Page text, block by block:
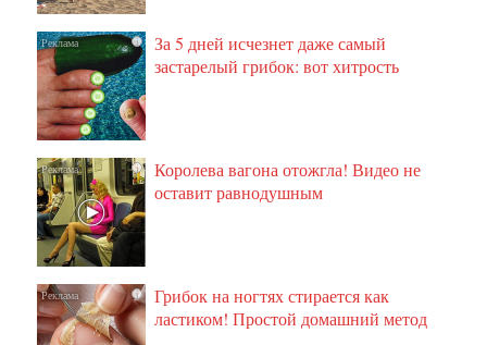
i
За 5 дней исчезнет даже самый
застарелый грибок: вот хитрость
i
Королева вагона отожгла! Видео не
оставит равнодушным
i
Грибок на ногтях стирается как
ластиком! Простой домашний метод